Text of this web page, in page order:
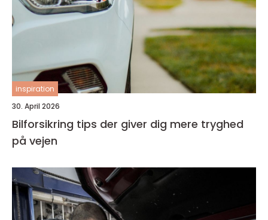
inspiration
30. April 2026
Bilforsikring tips der giver dig mere tryghed
på vejen